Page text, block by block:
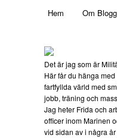
Skip to primary
Hem Om
Det är jag som är
Här får du hänga med
fartfyllda värld med
jobb, träning och
Jag heter Frida och
officer inom Marinen
vid sidan av i några år